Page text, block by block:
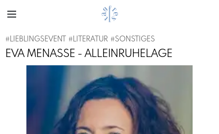
#LIEBLINGSEVENT #LITERATUR #SONSTIGES
EVA MENASSE - ALLEINRUHELAGE